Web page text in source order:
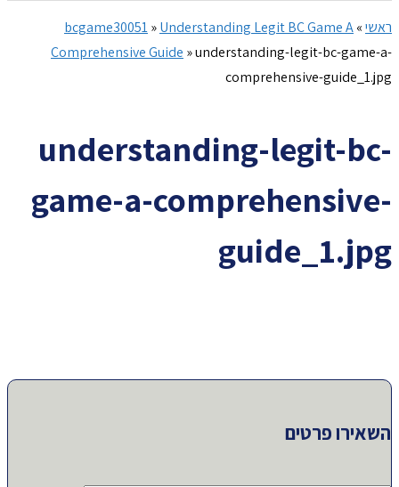
ראשי»
bcgame30051»Understanding Legit BC Game A
Comprehensive Guide »understanding-legit-bc-game-a-
comprehensive-guide_1.jpg
understanding-legit-bc-
game-a-comprehensive-
guide_1.jpg
השאירו פרטים